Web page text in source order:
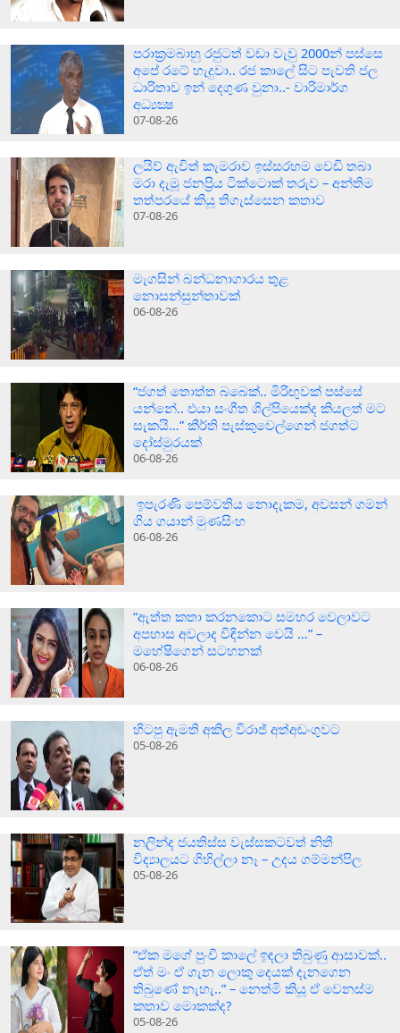
පරාක‍්‍රමබාහු රජුටත් වඩා වැවු 2000න් පස්සෙ
අපේ රටේ හැදුවා.. රජ කාලේ සිට පැවති ජල
ධාරිතාව ඉන් දෙගුණ වුනා..- වාරිමාර්ග
අධ්‍යක්‍ෂ
07-08-26
ලයිව් ඇවිත් කැමරාව ඉස්සරහම වෙඩි තබා
මරා දැමූ ජනප්‍රිය ටික්ටොක් තරුව – අන්තිම
තත්පරයේ කියූ තිගැස්සෙන කතාව
07-08-26
මැගසින් බන්ධනාගාරය තුළ
නොසන්සුන්තාවක්
06-08-26
“ජගත් තොත්ත බබෙක්.. මිරිඟුවක් පස්සේ
යන්නේ.. එයා සංගීත ශිල්පියෙක්ද කියලත් මට
සැකයි…” කීර්ති පැස්කුවෙල්ගෙන් ජගත්ට
දෝස්මුරයක්
06-08-26
ඉපැරණි පෙම්වතිය නොදැකම, අවසන් ගමන්
ගිය ගයාන් මුණසිංහ
06-08-26
“ඇත්ත කතා කරනකොට සමහර වෙලාවට
අපහාස අවලාද විඳින්න වෙයි …” –
මහේෂිගෙන් සටහනක්
06-08-26
හිටපු ඇමති අකිල විරාජ් අත්අඩංගුවට
05-08-26
නලින්ද ජයතිස්ස වැස්සකටවත් නිතී
විද්‍යාලයට ගිහිල්ලා නෑ – උදය ගම්මන්පිල
05-08-26
“ඒක මගේ පුංචි කාලේ ඉඳලා තිබුණු ආසාවක්..
ඒත් මං ඒ ගැන ලොකු දෙයක් දැනගෙන
තිබුණේ නැහැ..” – නෙත්මි කියූ ඒ වෙනස්ම
කතාව මොකක්ද?
05-08-26